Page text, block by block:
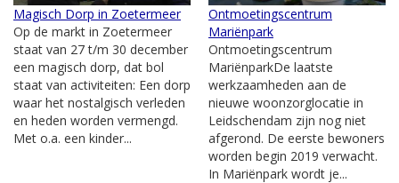
Magisch Dorp in Zoetermeer
Op de markt in Zoetermeer
staat van 27 t/m 30 december
een magisch dorp, dat bol
staat van activiteiten: Een dorp
waar het nostalgisch verleden
en heden worden vermengd.
Met o.a. een kinder...
Ontmoetingscentrum
Mariënpark
Ontmoetingscentrum
MariënparkDe laatste
werkzaamheden aan de
nieuwe woonzorglocatie in
Leidschendam zijn nog niet
afgerond. De eerste bewoners
worden begin 2019 verwacht.
In Mariënpark wordt je...